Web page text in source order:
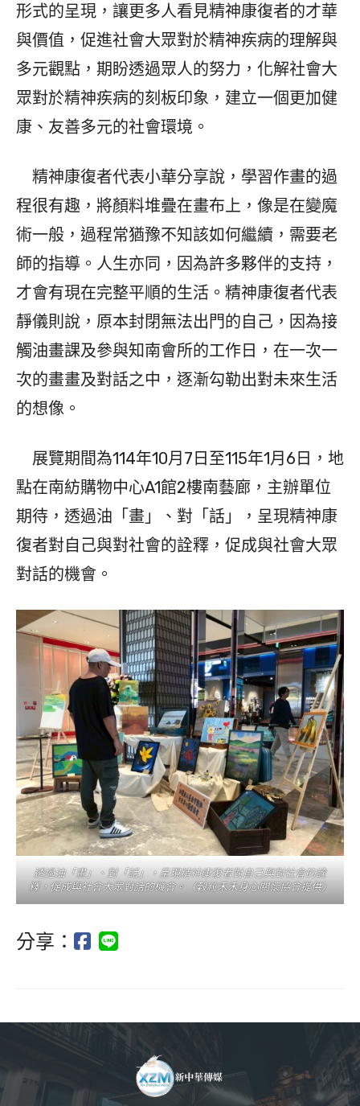
形式的呈現，讓更多人看見精神康復者的才華
與價值，促進社會大眾對於精神疾病的理解與
多元觀點，期盼透過眾人的努力，化解社會大
眾對於精神疾病的刻板印象，建立一個更加健
康、友善多元的社會環境。
精神康復者代表小華分享說，學習作畫的過
程很有趣，將顏料堆疊在畫布上，像是在變魔
術一般，過程常猶豫不知該如何繼續，需要老
師的指導。人生亦同，因為許多夥伴的支持，
才會有現在完整平順的生活。精神康復者代表
靜儀則說，原本封閉無法出門的自己，因為接
觸油畫課及參與知南會所的工作日，在一次一
次的畫畫及對話之中，逐漸勾勒出對未來生活
的想像。
展覽期間為114年10月7日至115年1月6日，地
點在南紡購物中心A1館2樓南藝廊，主辦單位
期待，透過油「畫」、對「話」，呈現精神康
復者對自己與對社會的詮釋，促成與社會大眾
對話的機會。
透過油「畫」、對「話」，呈現精神康復者對自己與對社會的詮
釋，促成與社會大眾對話的機會。（穀粒禾禾身心關懷協會提供）
分享：